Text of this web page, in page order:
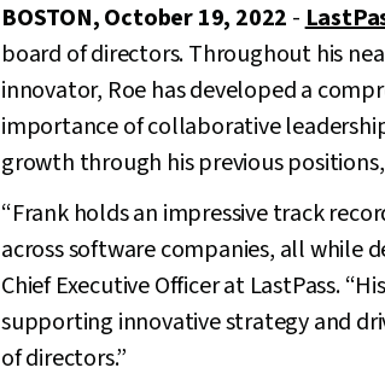
BOSTON, October 19, 2022 -
board of directors. Throughout his
innovator, Roe has developed a
importance of collaborative
growth through his previous
“Frank holds an impressive track
across software companies, all while
Chief Executive Officer at LastPass.
supporting innovative strategy and
of directors.”